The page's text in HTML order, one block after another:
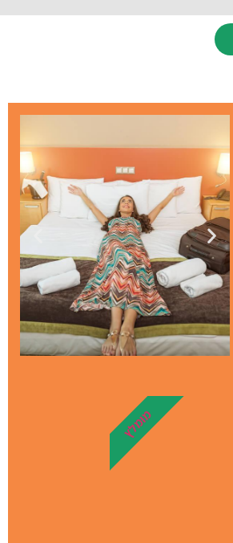
מלונות
מציאת מלון
מומלץ?
מומלץ